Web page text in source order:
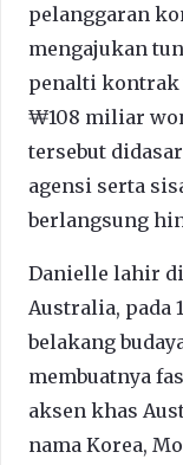
pelanggaran
mengajukan
penalti kontrak
₩108 miliar
tersebut
agensi serta
berlangsung
Danielle lahir di
Australia, pada
belakang
membuatnya
aksen khas
nama Korea,